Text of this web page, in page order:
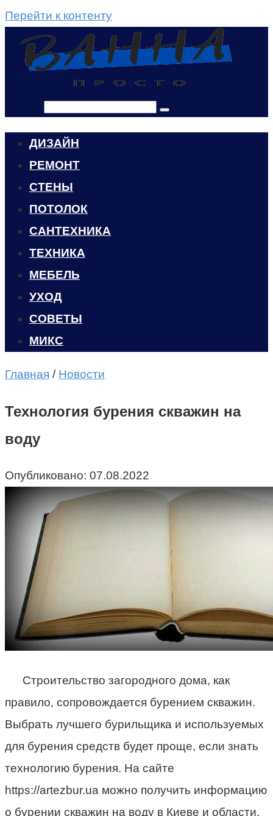
Перейти к контенту
ДИЗАЙН
РЕМОНТ
СТЕНЫ
ПОТОЛОК
САНТЕХНИКА
ТЕХНИКА
МЕБЕЛЬ
УХОД
CОВЕТЫ
МИКС
Главная / Новости
Технология бурения скважин на
воду
Опубликовано: 07.08.2022
Строительство загородного дома, как
правило, сопровождается бурением скважин.
Выбрать лучшего бурильщика и используемых
для бурения средств будет проще, если знать
технологию бурения. На сайте
https://artezbur.ua можно получить информацию
о бурении скважин на воду в Киеве и области.